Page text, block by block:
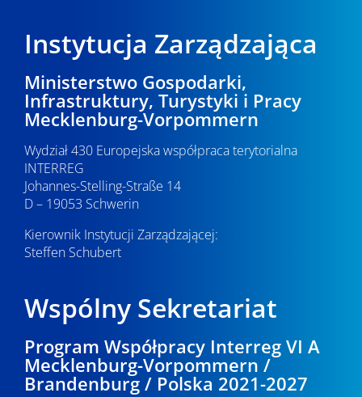
Instytucja Zarządzająca
Ministerstwo Gospodarki,
Infrastruktury, Turystyki i Pracy
Mecklenburg-Vorpommern
Wydział 430 Europejska współpraca terytorialna
INTERREG
Johannes-Stelling-Straße 14
D – 19053 Schwerin
Kierownik Instytucji Zarządzającej:
Steffen Schubert
Wspólny Sekretariat
Program Współpracy Interreg VI A
Mecklenburg-Vorpommern /
Brandenburg / Polska 2021-2027